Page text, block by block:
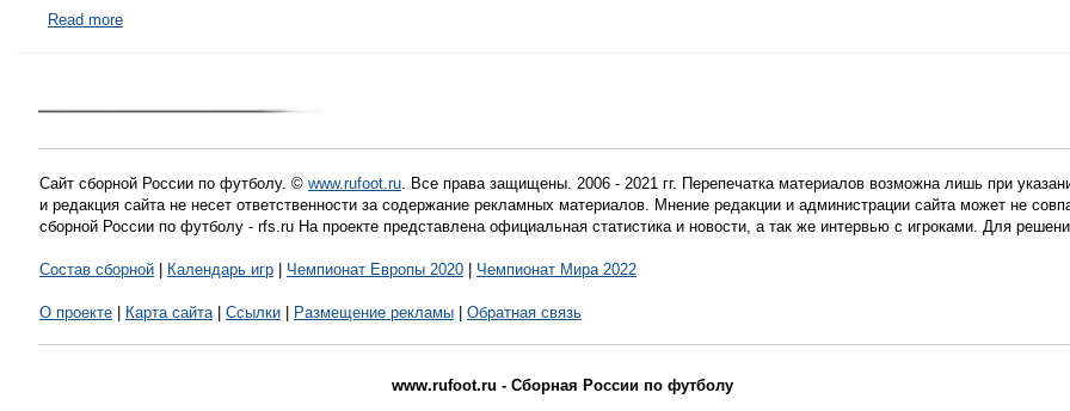
Read more
Сайт сборной России по футболу. © www.rufoot.ru. Все права защищены. 2006 - 2021 гг. Перепечатка материалов возможна лишь при
и редакция сайта не несет ответственности за содержание рекламных материалов. Мнение редакции и администрации сайта может не
сборной России по футболу - rfs.ru На проекте представлена официальная статистика и новости, а так же интервью с игроками. Для
Состав сборной Календарь игр Чемпионат Европы 2020 Чемпионат Мира 2022
О проекте Карта сайта| Ссылки Размещение рекламы Обратная связь
www.rufoot.ru - Сборная России по футболу